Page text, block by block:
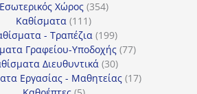
προϊόν
Εσωτερικός Χώρος 354354
Καθίσματα 111111
προϊόντα
- Τραπέζια 199199
προϊόντα
Γραφείου-Υποδοχής 7777
Διευθυντικά 3030
προϊόντα
Εργασίας - Μαθητείας 1717